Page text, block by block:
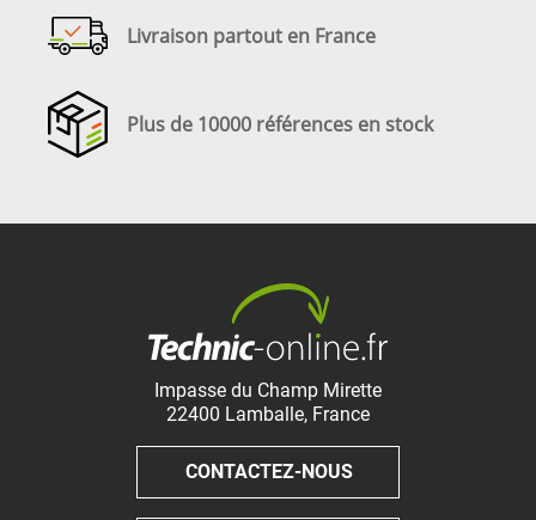
Livraison partout en France
Plus de 10000 références en stock
Impasse du Champ Mirette
22400 Lamballe, France
CONTACTEZ-NOUS